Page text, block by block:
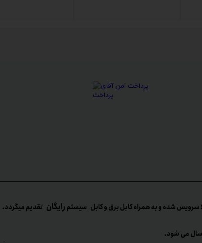
می شود.
سرویس شده و به همراه کابل برق و کابل سیستم رایگان تقدیم میگردد.​​​​​​​